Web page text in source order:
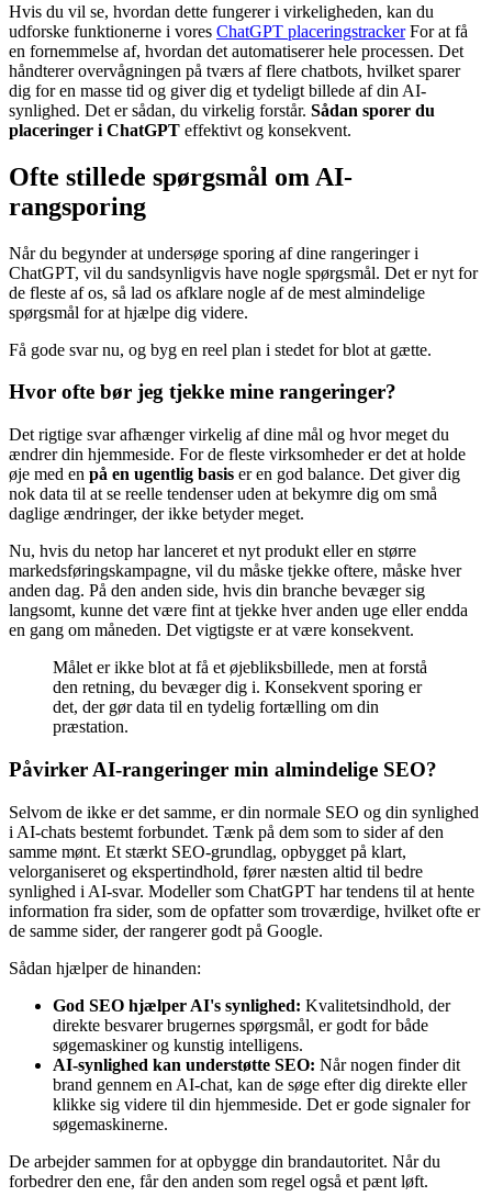
Hvis du vil se, hvordan dette fungerer i virkeligheden, kan du
udforske funktionerne i vores ChatGPT placeringstrackerFor at få
en fornemmelse af, hvordan det automatiserer hele processen. Det
håndterer overvågningen på tværs af flere chatbots, hvilket sparer
dig for en masse tid og giver dig et tydeligt billede af din AI-
synlighed. Det er sådan, du virkelig forstår. Sådan sporer du
placeringer i ChatGPT effektivt og konsekvent.
Ofte stillede spørgsmål om AI-
rangsporing
Når du begynder at undersøge sporing af dine rangeringer i
ChatGPT, vil du sandsynligvis have nogle spørgsmål. Det er nyt for
de fleste af os, så lad os afklare nogle af de mest almindelige
spørgsmål for at hjælpe dig videre.
Få gode svar nu, og byg en reel plan i stedet for blot at gætte.
Hvor ofte bør jeg tjekke mine rangeringer?
Det rigtige svar afhænger virkelig af dine mål og hvor meget du
ændrer din hjemmeside. For de fleste virksomheder er det at holde
øje med en på en ugentlig basis er en god balance. Det giver dig
nok data til at se reelle tendenser uden at bekymre dig om små
daglige ændringer, der ikke betyder meget.
Nu, hvis du netop har lanceret et nyt produkt eller en større
markedsføringskampagne, vil du måske tjekke oftere, måske hver
anden dag. På den anden side, hvis din branche bevæger sig
langsomt, kunne det være fint at tjekke hver anden uge eller endda
en gang om måneden. Det vigtigste er at være konsekvent.
Målet er ikke blot at få et øjebliksbillede, men at forstå
den retning, du bevæger dig i. Konsekvent sporing er
det, der gør data til en tydelig fortælling om din
præstation.
Påvirker AI-rangeringer min almindelige SEO?
Selvom de ikke er det samme, er din normale SEO og din synlighed
i AI-chats bestemt forbundet. Tænk på dem som to sider af den
samme mønt. Et stærkt SEO-grundlag, opbygget på klart,
velorganiseret og ekspertindhold, fører næsten altid til bedre
synlighed i AI-svar. Modeller som ChatGPT har tendens til at hente
information fra sider, som de opfatter som troværdige, hvilket ofte er
de samme sider, der rangerer godt på Google.
Sådan hjælper de hinanden:
God SEO hjælper AI's synlighed: Kvalitetsindhold, der
direkte besvarer brugernes spørgsmål, er godt for både
søgemaskiner og kunstig intelligens.
AI-synlighed kan understøtte SEO: Når nogen finder dit
brand gennem en AI-chat, kan de søge efter dig direkte eller
klikke sig videre til din hjemmeside. Det er gode signaler for
søgemaskinerne.
De arbejder sammen for at opbygge din brandautoritet. Når du
forbedrer den ene, får den anden som regel også et pænt løft.